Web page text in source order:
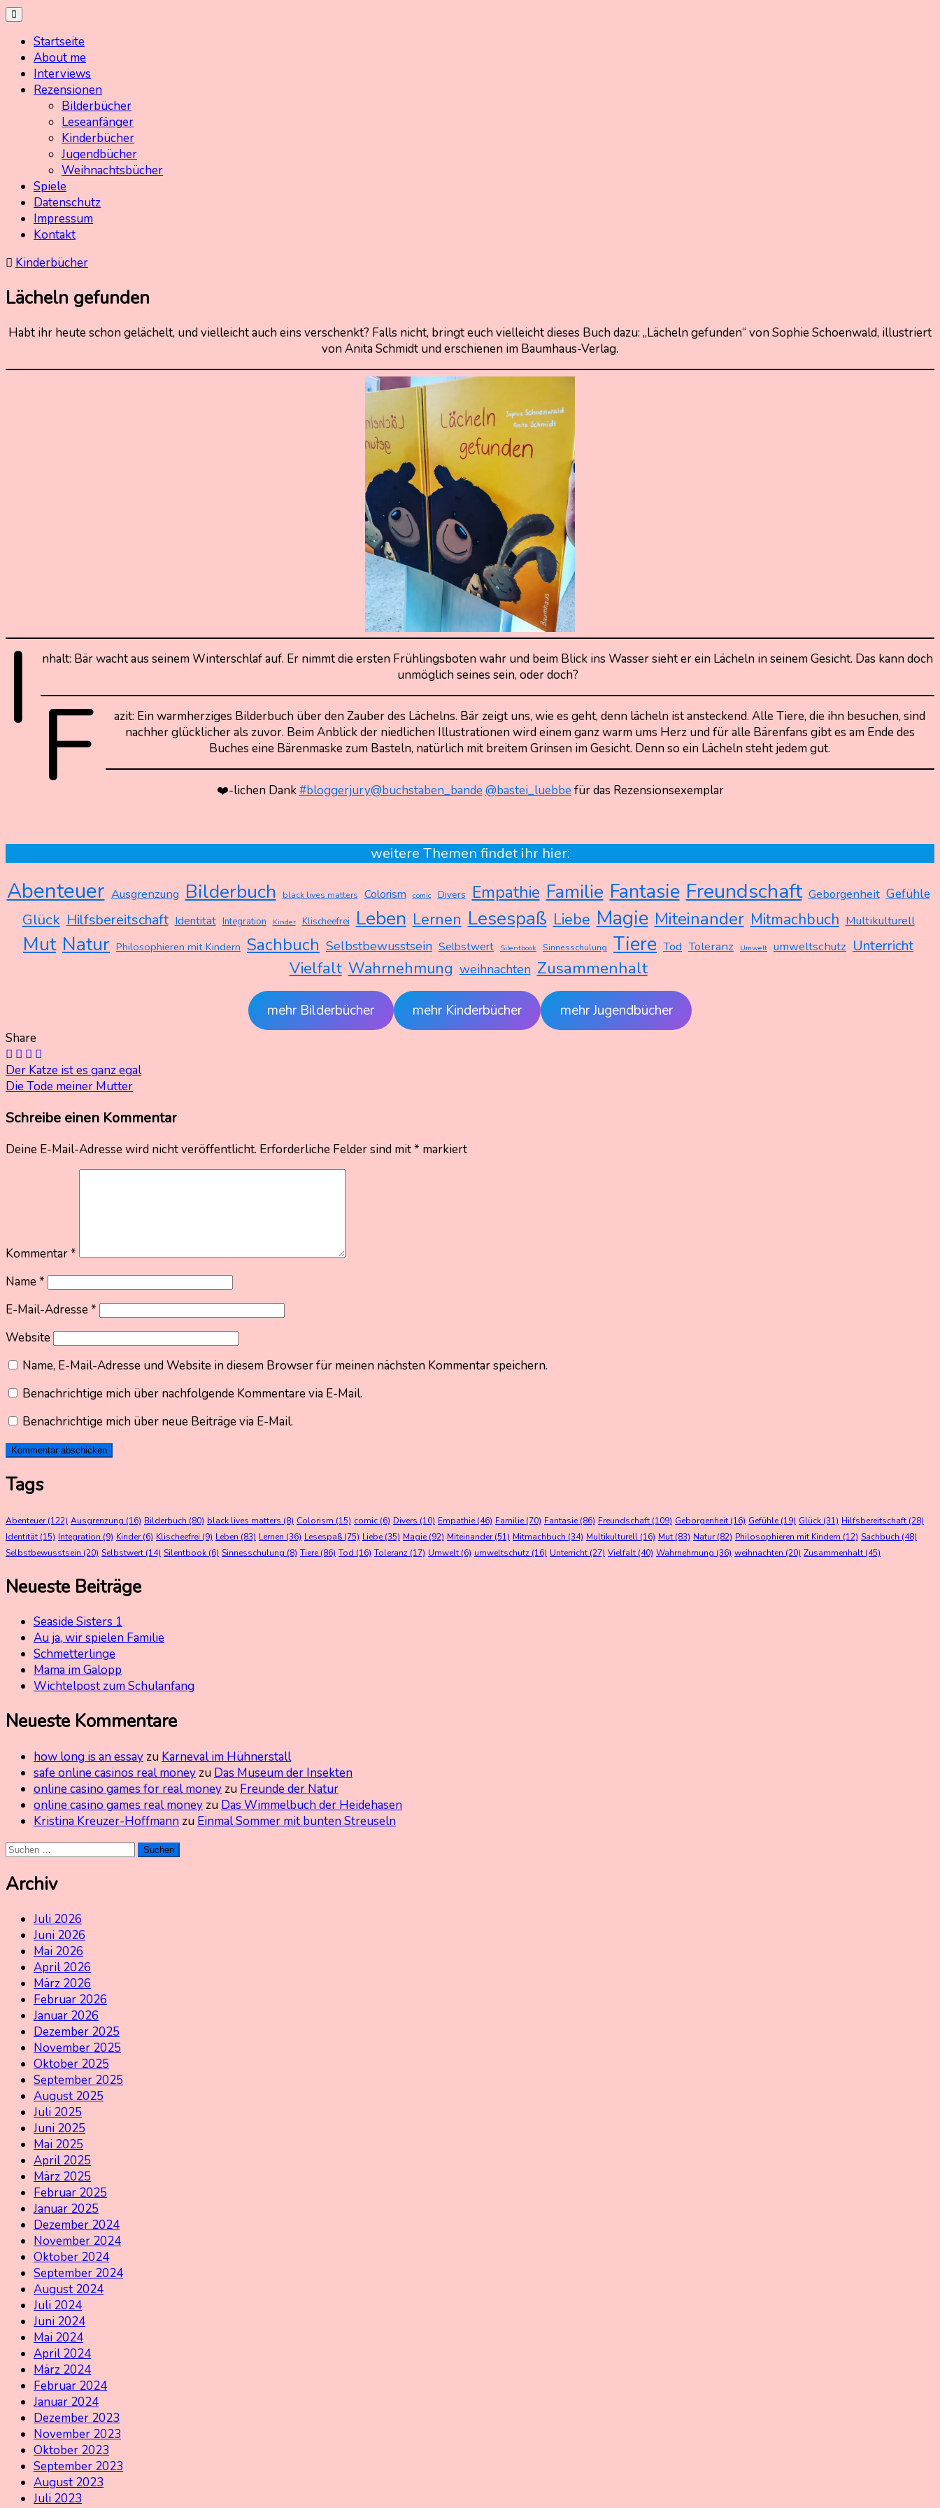
Skip
content
Kinderbuchschatz.de
Kinderbücher mit Herz
Startseite
About me
Interviews
Rezensionen
Bilderbücher
Leseanfänger
Kinderbücher
Jugendbücher
Weihnachtsbücher
Spiele
Datenschutz
Impressum
Kontakt
Kinderbücher
Lächeln gefunden
Mai
Kammer
Habt ihr heute schon gelächelt, und vielleicht auch eins verschenkt? Falls nicht, bringt euch vielleicht dieses Buch dazu: „Lächeln gefunden“ von Sophie Schoenwald, illustriert
von Anita Schmidt und erschienen im Baumhaus-Verlag.
I
nhalt: Bär wacht aus seinem Winterschlaf auf. Er nimmt die ersten Frühlingsboten wahr und beim Blick ins Wasser sieht er ein Lächeln in seinem Gesicht. Das kann doch
unmöglich seines sein, oder doch?
F
azit: Ein warmherziges Bilderbuch über den Zauber des Lächelns. Bär zeigt uns, wie es geht, denn lächeln ist ansteckend. Alle Tiere, die ihn besuchen, sind
nachher glücklicher als zuvor. Beim Anblick der niedlichen Illustrationen wird einem ganz warm ums Herz und für alle Bärenfans gibt es am Ende des
Buches eine Bärenmaske zum Basteln, natürlich mit breitem Grinsen im Gesicht. Denn so ein Lächeln steht jedem gut.
❤️-lichen Dank#bloggerjury@buchstaben_bande@bastei_luebbefür das Rezensionsexemplar
weitere Themen findet ihr hier:
Abenteuer Ausgrenzung Bilderbuch black lives matters Colorism comic Divers Empathie Familie Fantasie Freundschaft Geborgenheit Gefühle
Glück Hilfsbereitschaft Identität Integration Kinder Klischeefrei Leben Lernen Lesespaß Liebe Magie Miteinander Mitmachbuch Multikulturell
Mut Natur Philosophieren mit Kindern Sachbuch Selbstbewusstsein Selbstwert Silentbook Sinnesschulung Tiere Tod Toleranz Umwelt umweltschutz Unterricht
Vielfalt Wahrnehmung weihnachten Zusammenhalt
mehr Bilderbücher mehr Kinderbücher mehr Jugendbücher
Share
Beitragsnavigation
Der Katze ist es ganz egal
Die Tode meiner Mutter
Schreibe einen Kommentar
Deine E-Mail-Adresse wird nicht veröffentlicht. Erforderliche Felder sind mit* markiert
Kommentar*
Name*
E-Mail-Adresse*
Website
Name, E-Mail-Adresse und Website in diesem Browser für meinen nächsten Kommentar speichern.
Benachrichtige mich über nachfolgende Kommentare via E-Mail.
Benachrichtige mich über neue Beiträge via E-Mail.
Tags
Abenteuer(122) Ausgrenzung (16) Bilderbuch (80) black lives matters (8) Colorism (15) comic (6) Divers (10) Empathie(46) Familie(70) Fantasie(86) Freundschaft (109) Geborgenheit (16) Gefühle(19) Glück (31) Hilfsbereitschaft (28)
Identität (15) Integration (9) Kinder(6) Klischeefrei (9) Leben (83) Lernen (36) Lesespaß (75) Liebe(35) Magie(92) Miteinander(51) Mitmachbuch (34) Multikulturell (16) Mut (83) Natur(82) Philosophieren mit Kindern (12) Sachbuch (48)
Selbstbewusstsein (20) Selbstwert (14) Silentbook (6) Sinnesschulung (8) Tiere(86) Tod (16) Toleranz (17) Umwelt (6) umweltschutz (16) Unterricht (27) Vielfalt (40) Wahrnehmung (36) weihnachten (20) Zusammenhalt (45)
Neueste Beiträge
Seaside Sisters 1
Au ja, wir spielen Familie
Schmetterlinge
Mama im Galopp
Wichtelpost zum Schulanfang
Neueste Kommentare
how long is an essayzu Karneval im Hühnerstall
safe online casinos real moneyzu Das Museum der Insekten
online casino games for real moneyzu Freunde der Natur
online casino games real moneyzu Das Wimmelbuch der Heidehasen
Kristina Kreuzer-Hoffmannzu Einmal Sommer mit bunten Streuseln
Suchen
Archiv
Juli 2026
Juni 2026
Mai 2026
April 2026
März 2026
Februar 2026
Januar 2026
Dezember 2025
November 2025
Oktober 2025
September 2025
August 2025
Juli 2025
Juni 2025
Mai 2025
April 2025
März 2025
Februar 2025
Januar 2025
Dezember 2024
November 2024
Oktober 2024
September 2024
August 2024
Juli 2024
Juni 2024
Mai 2024
April 2024
März 2024
Februar 2024
Januar 2024
Dezember 2023
November 2023
Oktober 2023
September 2023
August 2023
Juli 2023